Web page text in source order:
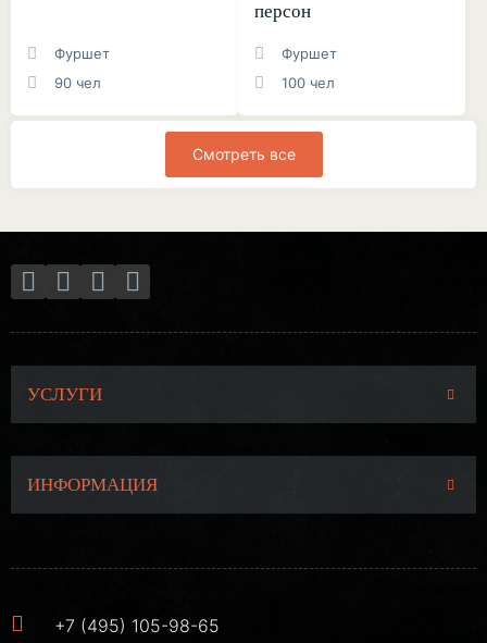
Фуршет
90 чел
персон
Фуршет
100 чел
Смотреть все
УСЛУГИ
ИНФОРМАЦИЯ
+7 (495) 105-98-65